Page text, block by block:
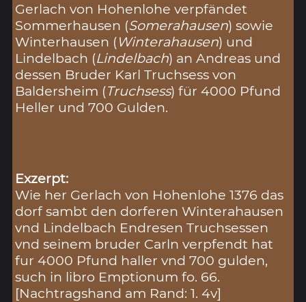
Gerlach von Hohenlohe verpfändet
Sommerhausen (Somerahausen) sowie
Winterhausen (Winterahausen) und
Lindelbach (Lindelbach) an Andreas und
dessen Bruder Karl Truchsess von
Baldersheim (Truchsess) für 4000 Pfund
Heller und 700 Gulden.
Exzerpt:
Wie her Gerlach von Hohenlohe 1376 das
dorf sambt den dorferen Winterahausen
vnd Lindelbach Endresen Truchsessen
vnd seinem bruder Carln verpfendt hat
fur 4000 Pfund haller vnd 700 gulden,
such in libro Emptionum fo. 66.
[Nachtragshand am Rand: 1. 4v]